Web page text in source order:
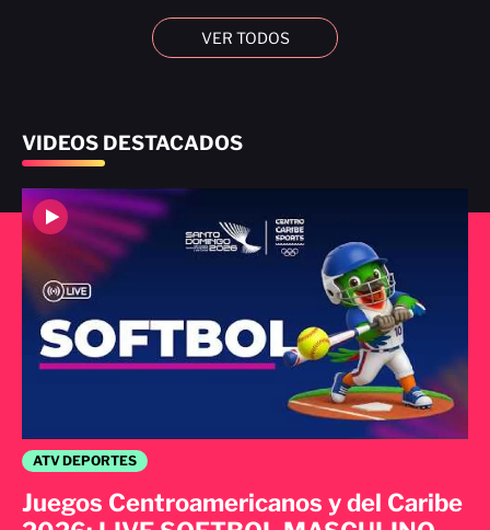
VER TODOS
VIDEOS DESTACADOS
ATV DEPORTES
Juegos Centroamericanos y del Caribe